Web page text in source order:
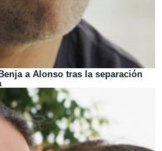
a Alonso tras la separación